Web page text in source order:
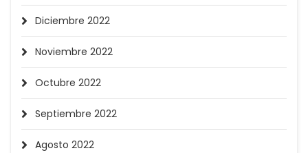
Diciembre 2022
Noviembre 2022
Octubre 2022
Septiembre 2022
Agosto 2022